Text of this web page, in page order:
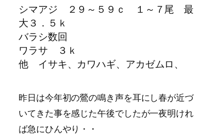
シマアジ ２９～５９ｃ １～７尾 最
大３．５ｋ
バラシ数回
ワラサ ３ｋ
他 イサキ、カワハギ、アカゼムロ、
昨日は今年初の鶯の鳴き声を耳にし春が近づ
いてきた事を感じた午後でしたが一夜明けれ
ば急にひんやり・・